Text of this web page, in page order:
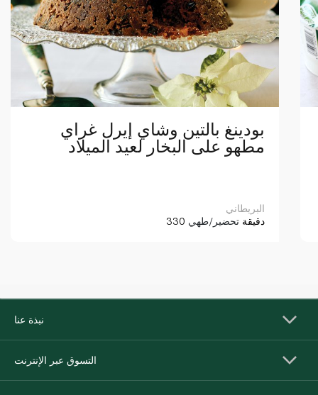
بودينغ بالتين وشاي إيرل غراي
مطهو على البخار لعيد الميلاد
البريطاني
330 دقيقة تحضير/طهي
نبذة عنا
التسوق عبر الإنترنت